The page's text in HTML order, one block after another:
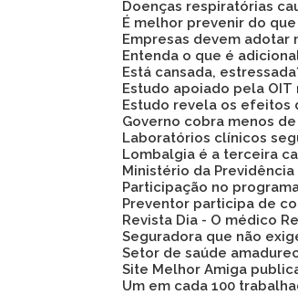
Doenças respiratórias
É melhor prevenir do
Empresas devem
Entenda o que é
Está cansada,
Estudo apoiado pela
Estudo revela os
Governo cobra menos
Laboratórios clínicos
Lombalgia é a terceira
Ministério da
Participação no
Preventor participa de
Revista Dia - O médico
Seguradora que não
Setor de saúde
Site Melhor Amiga
Um em cada 100